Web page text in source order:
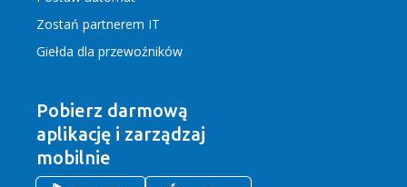
Zostań partnerem IT
Giełda dla przewoźników
Pobierz darmową
aplikację i zarządzaj
mobilnie